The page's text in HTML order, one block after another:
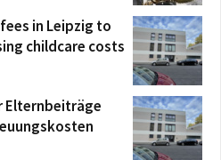
in Leipzig to
childcare costs
Elternbeiträge